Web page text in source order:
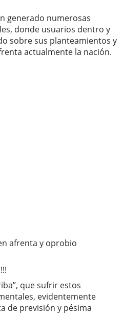
generado numerosas
donde usuarios dentro y
sobre sus planteamientos y
actualmente la nación.
afrenta y oprobio
que sufrir estos
evidentemente
de previsión y pésima